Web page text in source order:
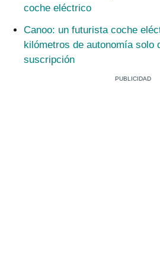
coche eléctrico
Canoo: un futurista coche
kilómetros de autonomía solo
suscripción